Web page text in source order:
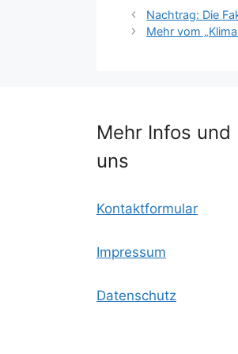
c
e
o
k
itt
er l
Nachtrag: Die
Mehr vom
Mehr Infos
uns
Kontaktformular
Impressum
Datenschutz